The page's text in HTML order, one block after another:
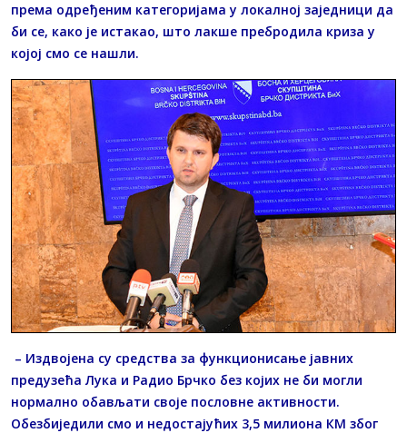
према одређеним категоријама у локалној заједници да
би се, како је истакао, што лакше пребродила криза у
којој смо се нашли.
– Издвојена су средства за функционисање јавних
предузећа Лука и Радио Брчко без којих не би могли
нормално обављати своје пословне активности.
Обезбиједили смо и недостајућих 3,5 милиона КМ због